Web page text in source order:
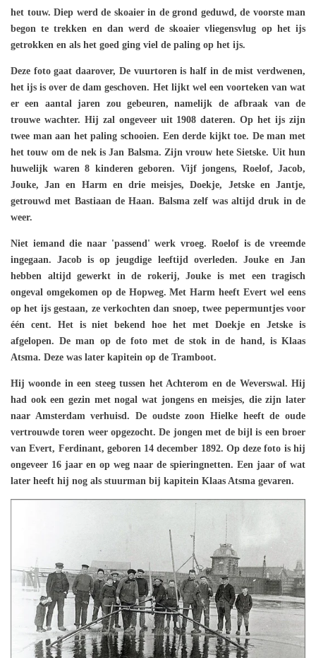
het touw. Diep werd de skoaier in de grond geduwd, de voorste man
begon te trekken en dan werd de skoaier vliegensvlug op het ijs
getrokken en als het goed ging viel de paling op het ijs.
Deze foto gaat daarover, De vuurtoren is half in de mist verdwenen,
het ijs is over de dam geschoven. Het lijkt wel een voorteken van wat
er een aantal jaren zou gebeuren, namelijk de afbraak van de
trouwe wachter. Hij zal ongeveer uit 1908 dateren. Op het ijs zijn
twee man aan het paling schooien. Een derde kijkt toe. De man met
het touw om de nek is Jan Balsma. Zijn vrouw hete Sietske. Uit hun
huwelijk waren 8 kinderen geboren. Vijf jongens, Roelof, Jacob,
Jouke, Jan en Harm en drie meisjes, Doekje, Jetske en Jantje,
getrouwd met Bastiaan de Haan. Balsma zelf was altijd druk in de
weer.
Niet iemand die naar 'passend' werk vroeg. Roelof is de vreemde
ingegaan. Jacob is op jeugdige leeftijd overleden. Jouke en Jan
hebben altijd gewerkt in de rokerij, Jouke is met een tragisch
ongeval omgekomen op de Hopweg. Met Harm heeft Evert wel eens
op het ijs gestaan, ze verkochten dan snoep, twee pepermuntjes voor
één cent. Het is niet bekend hoe het met Doekje en Jetske is
afgelopen. De man op de foto met de stok in de hand, is Klaas
Atsma. Deze was later kapitein op de Tramboot.
Hij woonde in een steeg tussen het Achterom en de Weverswal. Hij
had ook een gezin met nogal wat jongens en meisjes, die zijn later
naar Amsterdam verhuisd. De oudste zoon Hielke heeft de oude
vertrouwde toren weer opgezocht. De jongen met de bijl is een broer
van Evert, Ferdinant, geboren 14 december 1892. Op deze foto is hij
ongeveer 16 jaar en op weg naar de spieringnetten. Een jaar of wat
later heeft hij nog als stuurman bij kapitein Klaas Atsma gevaren.